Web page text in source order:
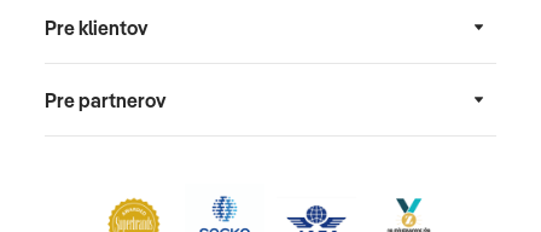
Pre klientov
Pre partnerov